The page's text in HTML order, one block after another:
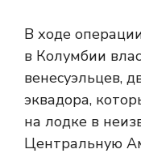
В ходе
в Колумбии
венесуэльцев,
эквадора,
на лодке в
Центральную